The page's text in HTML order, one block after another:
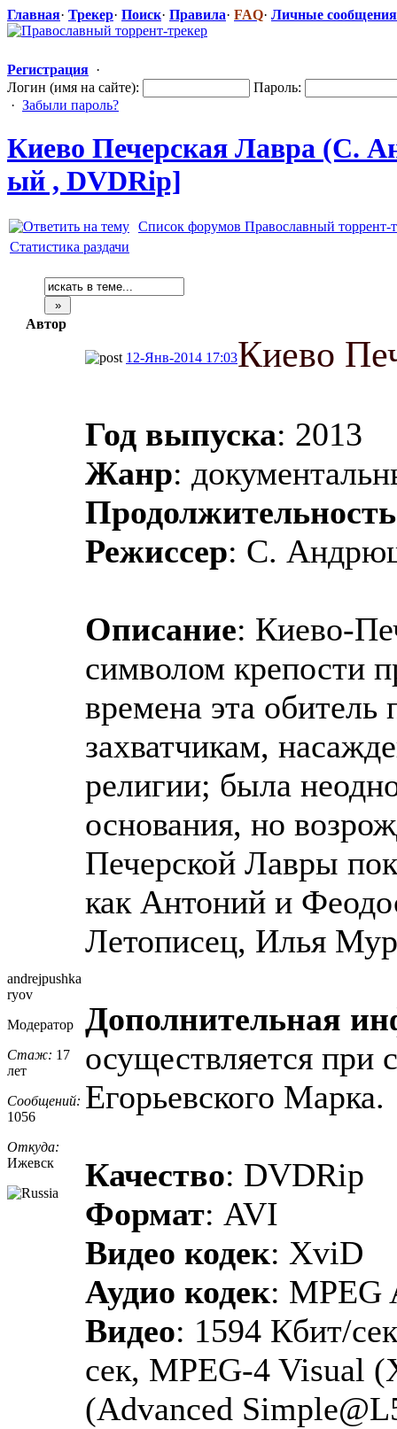
Главная· Трекер· Поиск· Правила· FAQ· Личные сообщения
Регистрация ·
Логин (имя на сайте):
Пароль:
· Забыли пароль?
Киево Печерская Лавра (С.
ый , DVDRip]
Список форумов Православный торрент-
Статистика раздачи
Автор
andrejpushka
ryov
Модератор
Стаж: 17
лет
Сообщений:
1056
Откуда:
Ижевск
12-Янв-2014 17:03Киево
Год выпуска: 2013
Жанр:
Продолжительность
Режиссер: С.
Описание: Киево-
символом крепости
времена эта
захватчикам,
религии; была
основания, но
Печерской Лавры
как Антоний и
Летописец, Илья
Дополнительная
осуществляется при
Егорьевского Марка.
Качество: DVDRip
Формат: AVI
Видео кодек: XviD
Аудио кодек: MPEG
Видео: 1594 Кбит/
сек, MPEG-4 Visual
(Advanced